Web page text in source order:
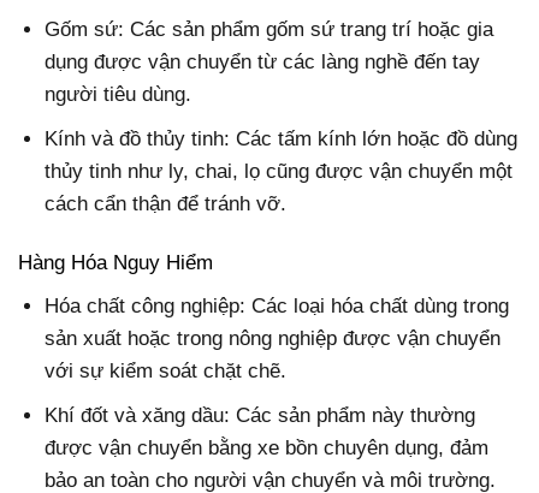
Gốm sứ: Các sản phẩm gốm sứ trang trí hoặc gia
dụng được vận chuyển từ các làng nghề đến tay
người tiêu dùng.
Kính và đồ thủy tinh: Các tấm kính lớn hoặc đồ dùng
thủy tinh như ly, chai, lọ cũng được vận chuyển một
cách cẩn thận để tránh vỡ.
Hàng Hóa Nguy Hiểm
Hóa chất công nghiệp: Các loại hóa chất dùng trong
sản xuất hoặc trong nông nghiệp được vận chuyển
với sự kiểm soát chặt chẽ.
Khí đốt và xăng dầu: Các sản phẩm này thường
được vận chuyển bằng xe bồn chuyên dụng, đảm
bảo an toàn cho người vận chuyển và môi trường.